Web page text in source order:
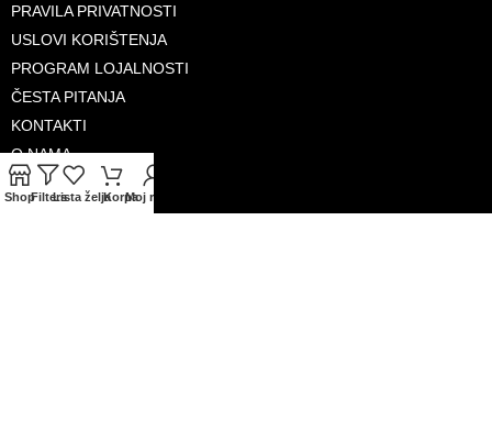
PRAVILA PRIVATNOSTI
USLOVI KORIŠTENJA
PROGRAM LOJALNOSTI
ČESTA PITANJA
KONTAKTI
O NAMA
ShopFiltersLista željaKorpaMoj račun